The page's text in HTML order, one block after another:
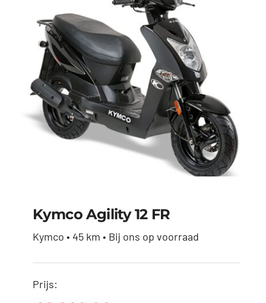
Kymco Agility 12 FR
Kymco Agility 12 FR
Kymco • 45 km • Bij ons op voorraad
Prijs: